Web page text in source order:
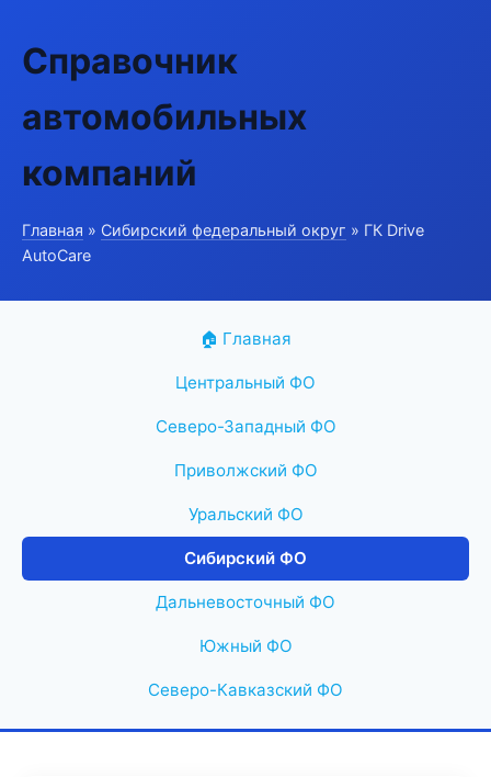
Справочник
автомобильных
компаний
Главная » Сибирский федеральный округ » ГК Drive
AutoCare
🏠 Главная
Центральный ФО
Северо-Западный ФО
Приволжский ФО
Уральский ФО
Сибирский ФО
Дальневосточный ФО
Южный ФО
Северо-Кавказский ФО